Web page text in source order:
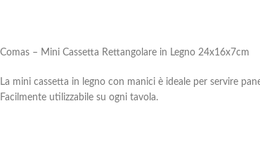
Comas – Mini Cassetta Rettangolare in Legno 24x16x7cm
La mini cassetta in legno con manici è ideale per servire
Facilmente utilizzabile su ogni tavola.